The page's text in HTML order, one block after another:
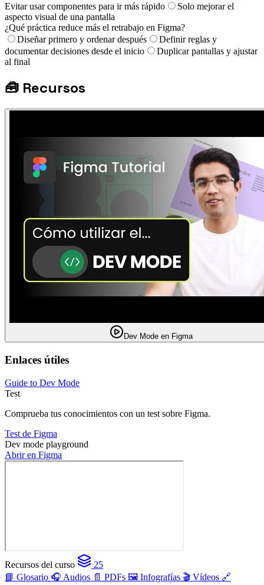
Evitar usar componentes para ir más rápido
Solo mejorar el
aspecto visual de una pantalla
¿Qué práctica reduce más el retrabajo en Figma?
Diseñar primero y ordenar después
Definir reglas y
documentar decisiones desde el inicio
Duplicar pantallas y ajustar
al final
🧰 Recursos
Dev Mode en Figma
Enlaces útiles
Guide to Dev Mode
Test
Comprueba tus conocimientos con un test sobre Figma.
Test de Figma
Dev mode playground
Abrir en Figma
Recursos del curso
25
📘 Glosario 🎧 Audios 📄 PDFs 🖼️ Infografías 🎬 Vídeos 🔗